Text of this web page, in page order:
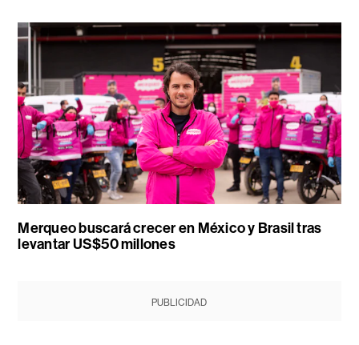
Merqueo buscará crecer en México y Brasil tras
levantar US$50 millones
PUBLICIDAD